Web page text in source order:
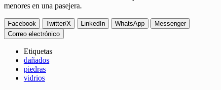
menores en una pasejera.
Facebook Twitter/X LinkedIn WhatsApp
Messenger
Correo electrónico
Etiquetas
dañados
piedras
vidrios